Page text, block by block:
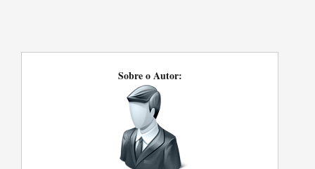
Sobre o Autor: